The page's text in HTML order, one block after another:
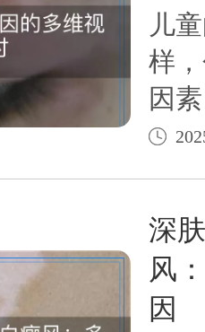
儿
样
因
养
等
上
生
深
风
因